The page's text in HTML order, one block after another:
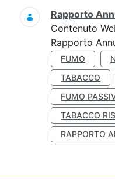
Ricerca
Rapporto
Contenuto
Rapporto
FUMO
TABACCO
FUMO
TABACCO
RAPPORTO